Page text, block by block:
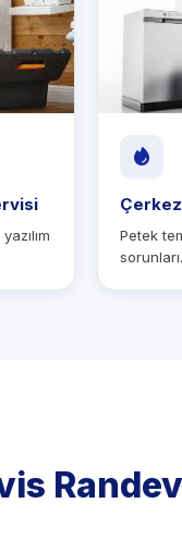
Petek
sorunları.